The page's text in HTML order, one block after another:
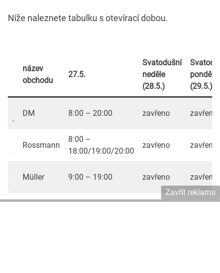
Níže naleznete tabulku s otevírací dobou.
název
obchodu
27.5.
Svatodušní
neděle
(28.5.)
pondělí
(29.5.)
DM 8:00 – 20:00 zavřeno zavřeno
Rossmann
8:00 –
18:00/19:00/20:00
zavřeno zavřeno
Müller 9:00 – 19:00 zavřeno
zavřeno
Zavřít reklamu